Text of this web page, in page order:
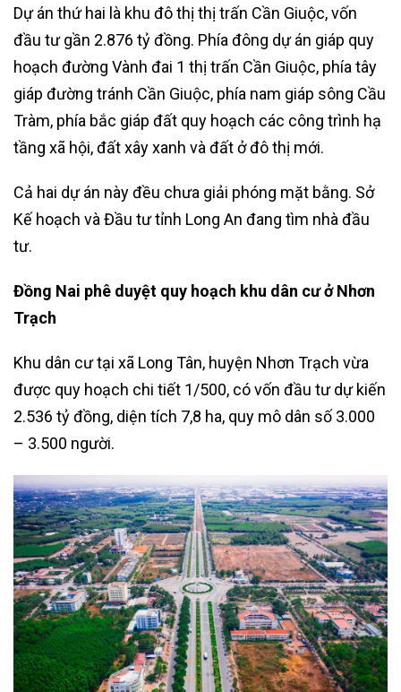
Dự án thứ hai là khu đô thị thị trấn Cần Giuộc, vốn
đầu tư gần 2.876 tỷ đồng. Phía đông dự án giáp quy
hoạch đường Vành đai 1 thị trấn Cần Giuộc, phía tây
giáp đường tránh Cần Giuộc, phía nam giáp sông Cầu
Tràm, phía bắc giáp đất quy hoạch các công trình hạ
tầng xã hội, đất xây xanh và đất ở đô thị mới.
Cả hai dự án này đều chưa giải phóng mặt bằng. Sở
Kế hoạch và Đầu tư tỉnh Long An đang tìm nhà đầu
tư.
Đồng Nai phê duyệt quy hoạch khu dân cư ở Nhơn
Trạch
Khu dân cư tại xã Long Tân, huyện Nhơn Trạch vừa
được quy hoạch chi tiết 1/500, có vốn đầu tư dự kiến
2.536 tỷ đồng, diện tích 7,8 ha, quy mô dân số 3.000
– 3.500 người.